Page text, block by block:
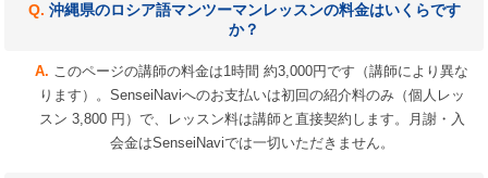
沖縄県のロシア語マンツーマンレッスンの料金はいくらです
か？
このページの講師の料金は1時間 約3,000円です（講師により異な
ります）。SenseiNaviへのお支払いは初回の紹介料のみ（個人レッ
スン 3,800 円）で、レッスン料は講師と直接契約します。月謝・入
会金はSenseiNaviでは一切いただきません。